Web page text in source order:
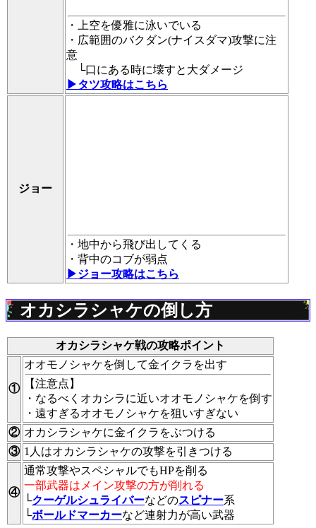
・上空を優雅に泳いでいる
・広範囲のバクダン(ナイスダマ)攻撃に注
意
└口にある時に壊すと大ダメージ
▶タツ攻略はこちら
ジョー
・地中から飛び出してくる
・背中のコブが弱点
▶︎ジョー攻略はこちら
オカシラシャケの倒し方
オカシラシャケ戦の攻略ポイント
①
オオモノシャケを倒して金イクラを出す
【注意点】
・なるべくオカシラに近いオオモノシャケを倒す
・遠すぎるオオモノシャケを狙いすぎない
② オカシラシャケに金イクラをぶつける
③ 1人はオカシラシャケの攻撃を引きつける
④
通常攻撃やスペシャルでもHPを削る
一部武器はメイン攻撃の方が削れる
└クーゲルシュライバーなどのスピナー系
└ボールドマーカーなど連射力が高い武器